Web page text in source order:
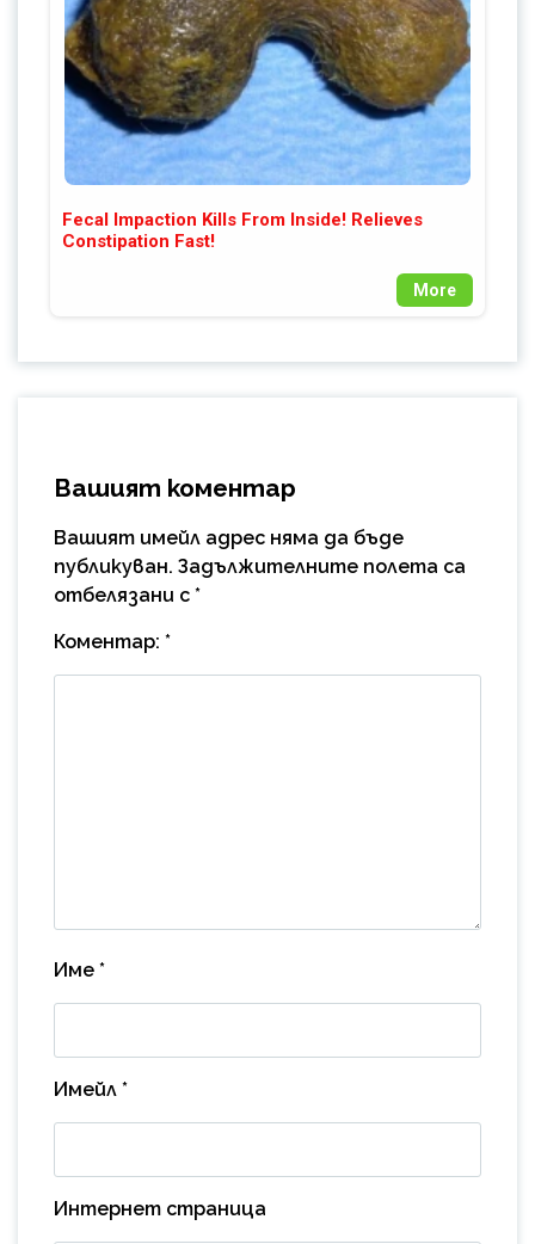
Fecal Impaction Kills From Inside! Relieves
Constipation Fast!
More
Вашият коментар
Вашият имейл адрес няма да бъде
публикуван. Задължителните полета са
отбелязани с *
Коментар: *
Име *
Имейл *
Интернет страница